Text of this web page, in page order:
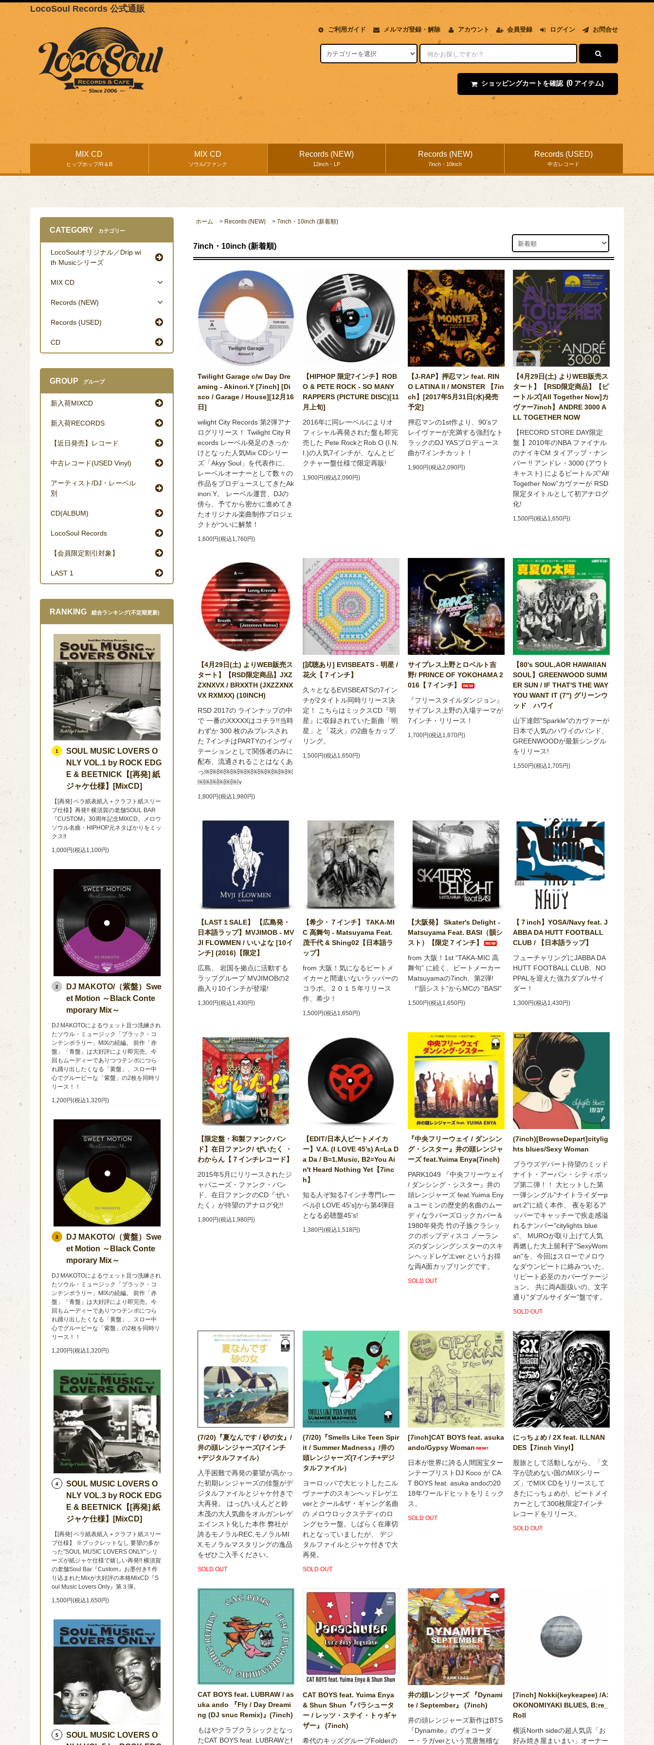
LocoSoul Records 公式通販
ご利用ガイド メルマガ登録・解除 アカウント 会員登録 ログイン お問合せ
ショッピングカートを確認 (0 アイテム)
MIX CD
ヒップホップ/R＆B
MIX CD
ソウル/ファンク
Records (NEW)
12inch・LP
Records (NEW)
7inch・10inch
Records (USED)
中古レコード
ホーム > Records (NEW) > 7inch・10inch (新着順)
7inch・10inch (新着順)
Twilight Garage c/w Day Dre
aming - Akinori.Y [7inch] [Di
sco / Garage / House][12月16
日]
wilight City Records 第2弾アナ
ログリリース！ Twilight City R
ecords レーベル発足のきっか
けとなった人気Mix CDシリー
ズ「Akyy Soul」を代表作に、
レーベルオーナーとして数々の
作品をプロデュースしてきたAk
inori.Y。 レーベル運営、DJの
傍ら、予てから密かに進めてき
たオリジナル楽曲制作プロジェ
クトがついに解禁！
1,600円(税込1,760円)
【HIPHOP 限定7インチ】ROB
O & PETE ROCK - SO MANY
RAPPERS (PICTURE DISC)[11
月上旬]
2016年に同レーベルによりオ
フィシャル再発された盤も即完
売した Pete RockとRob O (I.N.
I.)の人気7インチが、なんとピ
クチャー盤仕様で限定再販!
1,900円(税込2,090円)
【J-RAP】押忍マン feat. RIN
O LATINA II / MONSTER 【7in
ch】[2017年5月31日(水)発売
予定]
押忍マンの1st作より、90’sフ
レイヴァーが充満する強烈なト
ラックのDJ YASプロデュース
曲が7インチカット！
1,900円(税込2,090円)
【4月29日(土) よりWEB販売ス
タート】【RSD限定商品】【ビ
ートルズ[All Together Now]カ
ヴァー7inch】ANDRE 3000 A
LL TOGETHER NOW
【RECORD STORE DAY限定
盤 】2010年のNBA ファイナル
のナイキCM タイアップ・ナン
バー !! アンドレ・3000 (アウト
キャスト) によるビートルズ“All
Together Now”カヴァーが RSD
限定タイトルとして初アナログ
化!
1,500円(税込1,650円)
【4月29日(土) よりWEB販売ス
タート】【RSD限定商品】JXZ
ZXNXVX / BRXXTH (JXZZXNX
VX RXMXX) (10INCH)
RSD 2017の ラインナップの中
で 一番のXXXXXはコチラ!!当時
わずか 300 枚のみプレスされ
た 7インチはPARTYのインヴィ
テーションとして関係者のみに
配布、流通されることはなくあ
っ￼￼￼￼￼￼￼￼￼￼￼￼￼
￼￼￼￼￼￼ʏ
1,800円(税込1,980円)
[試聴あり] EVISBEATS - 明星 /
花火【７インチ】
久々となるEVISBEATSの7イン
チが2タイトル同時リリース決
定！ こちらはミックスCD『明
星』に収録されていた新曲「明
星」と「花火」の2曲をカップ
リング。
1,500円(税込1,650円)
サイプレス上野とロベルト吉
野/ PRINCE OF YOKOHAMA 2
016【７インチ】
『フリースタイルダンジョン』
サイプレス上野の入場テーマが
7インチ・リリース！
1,700円(税込1,870円)
【80's SOUL,AOR HAWAIIAN
SOUL】GREENWOOD SUMM
ER SUN / IF THAT'S THE WAY
YOU WANT IT (7") グリーンウ
ッド ハワイ
山下達郎"Sparkle"のカヴァーが
日本で人気のハワイのバンド、
GREENWOODが最新シングル
をリリース!
1,550円(税込1,705円)
【LAST１SALE】 【広島発・
日本語ラップ】MVJIMOB - MV
JI FLOWMEN / いいよな [10イ
ンチ] (2016)【限定】
広島、 岩国を拠点に活動する
ラップグループ MVJIMOBの2
曲入り10インチが登場!
1,300円(税込1,430円)
【希少・７インチ】 TAKA-MI
C 高舞句 - Matsuyama Feat.
茂千代 & Shing02【日本語ラ
ップ】
from 大阪！気になるビートメ
イカーと間違いないラッパーの
コラボ。２０１５年リリース
作、希少！
1,500円(税込1,650円)
【大阪発】 Skater's Delight -
Matsuyama Feat. BASI（韻シ
スト）【限定７インチ】
from 大阪！1st “TAKA-MIC 高
舞句” に続く、ビートメーカー
Matsuyamaの7inch、第2弾!
!“韻シスト”からMCの “BASI”
1,500円(税込1,650円)
【７inch】YOSA/Navy feat. J
ABBA DA HUTT FOOTBALL
CLUB / 【日本語ラップ】
フューチャリングにJABBA DA
HUTT FOOTBALL CLUB、NO
PPALを迎えた強力ダブルサイ
ダー！
1,300円(税込1,430円)
【限定盤・和製ファンクバン
ド】在日ファンク/ ぜいたく ・
わからん【７インチレコード】
2015年5月にリリースされたジ
ャパニーズ・ファンク・バン
ド、在日ファンクのCD『ぜい
たく』が待望のアナログ化!!
1,800円(税込1,980円)
【EDIT/日本人ビートメイカ
ー】V.A. (I LOVE 45’s) A=La D
a Da / B=1.Music, B2=You Ai
n't Heard Nothing Yet【7inc
h】
知る人ぞ知る7インチ専門レー
ベル[I LOVE 45's]から第4弾目
となる必聴盤45's!
1,380円(税込1,518円)
『中央フリーウェイ / ダンシン
グ・シスター』井の頭レンジャ
ーズ feat.Yuima Enya(7inch)
PARK1049 『中央フリーウェイ
/ ダンシング・シスター』井の
頭レンジャーズ feat.Yuima Eny
a ユーミンの歴史的名曲のムー
ディなラバーズロックカバー＆
1980年発売 竹の子族クラシッ
クのポップディスコ ノーラン
ズのダンシングシスターのスキ
ンヘッドレゲエver.というお得
な両A面カップリングです。
SOLD OUT
(7inch)[BrowseDepart]citylig
hts blues/Sexy Woman
ブラウズデパート待望のミッド
ナイト・アーバン・シティポッ
プ第二弾！！ 大ヒットした第
一弾シングル"ナイトライダーp
art.2"に続く本作、 夜を彩るア
ッパーでキャッチーで疾走感溢
れるナンバー"citylights blue
s"、 MUROが取り上げて人気
再燃した大上留利子"SexyWom
an"を、今回はスローでメロウ
なダウンビートに絡みついた、
リピート必至のカバーヴァージ
ョン。 共に両A面扱いの、文字
通り"ダブルサイダー"盤です。
SOLD OUT
(7/20)『夏なんです / 砂の女』/
井の頭レンジャーズ(7インチ
+デジタルファイル）
入手困難で再発の要望が高かっ
た初期レンジャーズの佳盤がデ
ジタルファイルとジャケ付きで
大再発。 はっぴいえんどと鈴
木茂の大人気曲をオルガンレゲ
エインスト化した本作 弊社が
誇るモノラルREC,モノラルMI
X,モノラルマスタリングの逸品
をぜひご入手ください。
SOLD OUT
(7/20)『Smells Like Teen Spir
it / Summer Madness』/井の
頭レンジャーズ(7インチ+デジ
タルファイル）
ヨーロッパで大ヒットしたニル
ヴァーナのスキンヘッドレゲエ
verとクール&ザ・ギャング名曲
の メロウロックステディのロ
ングセラー盤。しばらく在庫切
れとなっていましたが、 デジ
タルファイルとジャケ付きで大
再発。
SOLD OUT
[7inch]CAT BOYS feat. asuka
ando/Gypsy Woman
日本が世界に誇る人間国宝ター
ンテーブリストDJ Koco が CA
T BOYS feat. asuka andoの20
18年ワールドヒットをリミック
ス。
SOLD OUT
にっちょめ / 2X feat. ILLNAN
DES【7inch Vinyl】
股旅として活動しながら、「文
字が読めない国のMIXシリー
ズ」でMIX CDをリリースして
きたにっちょめが、ビートメイ
カーとして300枚限定7インチ
レコードをリリース。
SOLD OUT
CAT BOYS feat. LUBRAW / as
uka ando 『Fly / Day Dreami
ng (DJ snuc Remix)』(7inch)
もはやクラブクラシックとなっ
たCAT BOYS feat. LUBRAWとf
CAT BOYS feat. Yuima Enya
& Shun Shun『パラシュータ
ー / レッツ・ステイ・トゥギャ
ザー』 (7inch)
希代のキッズグループFolderの
井の頭レンジャーズ 『Dynami
te / September』 (7inch)
井の頭レンジャーズ新作はBTS
『Dynamite』のヴォコーダ
ー・ラガverという荒唐無稽な
[7inch] Nokki(keykeapee) /A:
OKONOMIYAKI BLUES, B:re_
Roll
横浜North sideの超人気店「お
好み焼き屋まいまい」オーナー
CATEGORY カテゴリー
LocoSoulオリジナル／Drip wi
th Musicシリーズ
MIX CD
Records (NEW)
Records (USED)
CD
GROUP グループ
新入荷MIXCD
新入荷RECORDS
【近日発売】レコード
中古レコード(USED Vinyl)
アーティスト/DJ・レーベル
別
CD(ALBUM)
LocoSoul Records
【会員限定割引対象】
LAST 1
RANKING 総合ランキング(不定期更新)
1
SOUL MUSIC LOVERS O
NLY VOL.1 by ROCK EDG
E & BEETNICK【[再発] 紙
ジャケ仕様】[MixCD]
【[再発] ペラ紙表紙入＋クラフト紙スリー
ブ仕様】再発!! 横須賀の老舗SOUL BAR
『CUSTOM』30周年記念MIXCD。メロウ
ソウル名曲・HIPHOP元ネタばかりをミッ
クス!!
1,000円(税込1,100円)
2
DJ MAKOTO/（紫盤）Swe
et Motion ～Black Conte
mporary Mix～
DJ MAKOTOによるウェット且つ洗練され
たソウル・ミュージック「ブラック・コ
ンテンポラリー」MIXの続編。 前作「赤
盤」「青盤」は大好評により即完売。今
回もムーディーでありつつテンポにつら
れ踊り出したくなる「黄盤」、スロー中
心でグルービーな「紫盤」の2枚を同時リ
リース！！
1,200円(税込1,320円)
3
DJ MAKOTO/（黄盤）Swe
et Motion ～Black Conte
mporary Mix～
DJ MAKOTOによるウェット且つ洗練され
たソウル・ミュージック「ブラック・コ
ンテンポラリー」MIXの続編。 前作「赤
盤」「青盤」は大好評により即完売。今
回もムーディーでありつつテンポにつら
れ踊り出したくなる「黄盤」、スロー中
心でグルービーな「紫盤」の2枚を同時リ
リース！！
1,200円(税込1,320円)
4
SOUL MUSIC LOVERS O
NLY VOL.3 by ROCK EDG
E & BEETNICK【[再発] 紙
ジャケ仕様】[MixCD]
【[再発] ペラ紙表紙入＋クラフト紙スリー
ブ仕様】 ※ブックレットなし 要望の多か
った"SOUL MUSIC LOVERS ONLY"シリ
ーズが紙ジャケ仕様で嬉しい再発!! 横須賀
の老舗Soul Bar『Custom』お墨付き!! 作
り込まれたMixが大好評の本格MixCD『S
oul Music Lovers Only』第３弾。
1,500円(税込1,650円)
5
SOUL MUSIC LOVERS O